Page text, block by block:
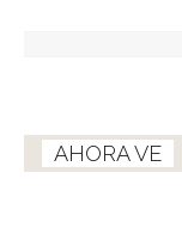
AHORA VE